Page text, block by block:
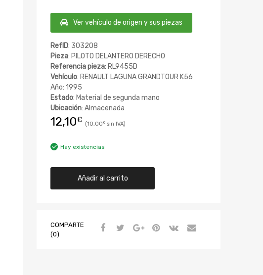
Ver vehículo de origen y sus piezas
RefID: 303208
Pieza: PILOTO DELANTERO DERECHO
Referencia pieza: RL9455D
Vehículo: RENAULT LAGUNA GRANDTOUR K56
Año: 1995
Estado: Material de segunda mano
Ubicación: Almacenada
12,10€ 10,00€
Hay existencias
Añadir al carrito
COMPARTE
(0)